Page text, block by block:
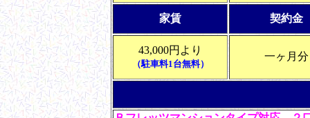
家賃 契約金
43,000円より
（駐車料1台無料）
一ヶ月分